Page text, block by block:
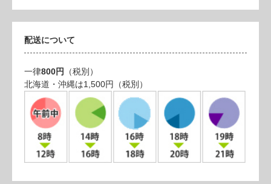
配送について
一律800円
（税別）
北海道・沖縄は1,500円（税別）